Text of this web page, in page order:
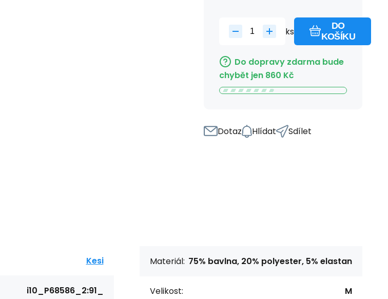
ks
DO
KOŠÍKU
Do dopravy zdarma bude
chybět jen 860 Kč
Dotaz Hlídat Sdílet
Kesi
i10_P68586_2:91_
Materiál: 75% bavlna, 20% polyester, 5% elastan
Velikost: M